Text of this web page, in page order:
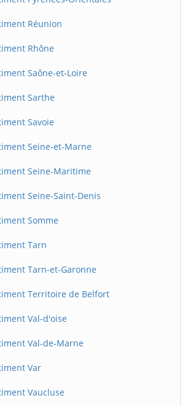
Réunion
Rhône
Saône-et-Loire
Sarthe
Savoie
Seine-et-Marne
Seine-Maritime
Seine-Saint-Denis
Somme
Tarn
Tarn-et-Garonne
Territoire de Belfort
Val-d'oise
Val-de-Marne
Var
Vaucluse